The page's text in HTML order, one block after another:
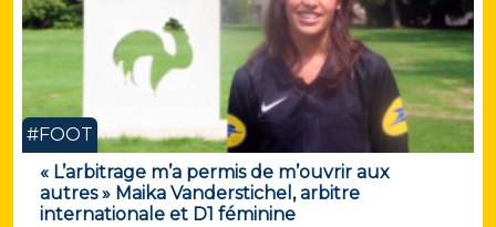
#FOOT
« L’arbitrage m’a permis de m’ouvrir aux
autres » Maika Vanderstichel, arbitre
internationale et D1 féminine